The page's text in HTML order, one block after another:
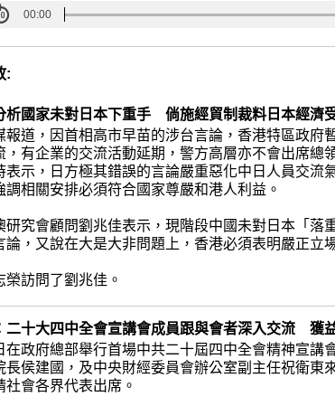
00:00
:
析國家未對日本下重手 倘施經貿制裁料日本經濟
報道，因首相高市早苗的涉台言論，香港特區政府
，有企業的交流活動延期，警方高層亦不會出席總
表示，日方極其錯誤的言論嚴重惡化中日人員交流
調相關安排必須符合國家尊嚴和港人利益。
研究會顧問劉兆佳表示，現階段中國未對日本「落
論，又說在大是大非問題上，香港必須表明嚴正立
榮訪問了劉兆佳。
二十大四中全會宣講會成員跟與會者深入交流 獲
在政府總部舉行首場中共二十屆四中全會精神宣講
長侯建國，及中央財經委員會辦公室副主任祝衛東
社會各界代表出席。